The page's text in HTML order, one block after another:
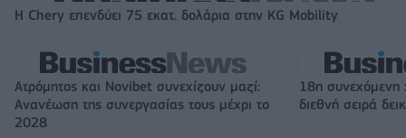
Η Chery επενδύει 75 εκατ. δολάρια στην KG Mobility
Ατρόμητος και Novibet συνεχίζουν μαζί:
Ανανέωση της συνεργασίας τους μέχρι το
2028
18η συνεχόμενη
διεθνή σειρά